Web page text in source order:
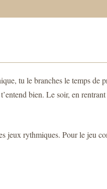
tu le branches le temps
bien. Le soir, en
rythmiques. Pour le jeu